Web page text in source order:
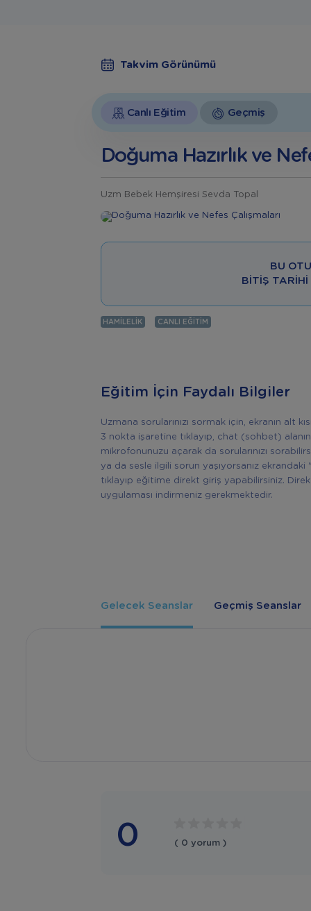
Takvim Görünümü
Canlı Eğitim Geçmiş
Doğuma Hazırlık ve
Uzm Bebek Hemşiresi Sevda Topal
BU
BITIŞ
HAMILELIK CANLI EĞITIM
Eğitim İçin Faydalı Bilgiler
Uzmana sorularınızı sormak için, ekranın alt
3 nokta işaretine tıklayıp, chat (sohbet)
mikrofonunuzu açarak da sorularınızı
ya da sesle ilgili sorun yaşıyorsanız ekrandaki
tıklayıp eğitime direkt giriş yapabilirsiniz.
uygulaması indirmeniz gerekmektedir.
Gelecek Seanslar Geçmiş Seanslar
0 ( 0 yorum )